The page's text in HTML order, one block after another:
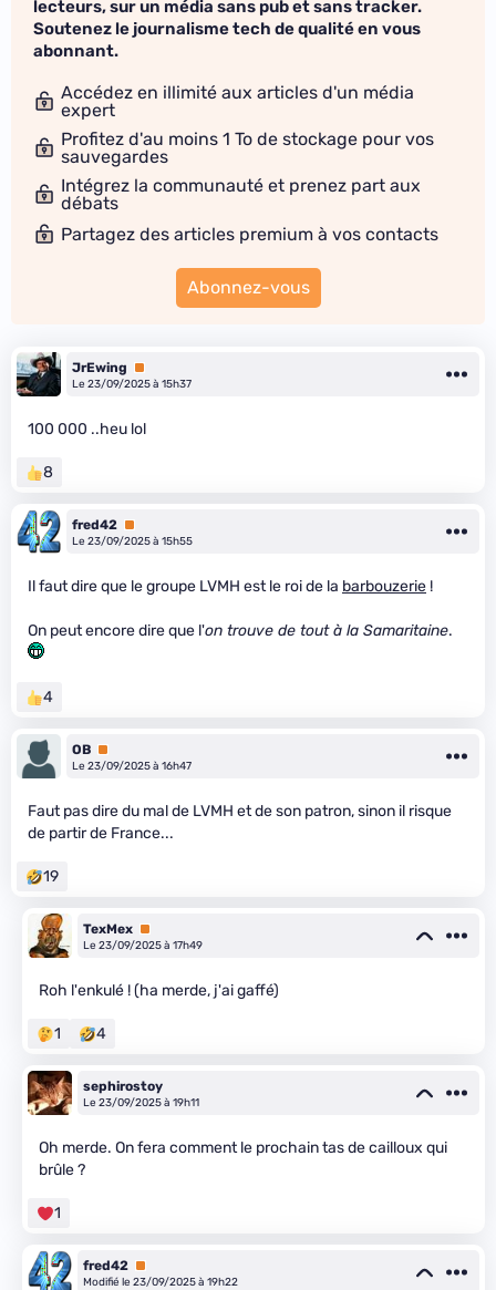
lecteurs, sur un média sans pub et sans tracker.
Soutenez le journalisme tech de qualité en vous
abonnant.
Accédez en illimité aux articles d'un média
expert
Profitez d'au moins 1 To de stockage pour vos
sauvegardes
Intégrez la communauté et prenez part aux
débats
Partagez des articles premium à vos contacts
Abonnez-vous
JrEwing
Premium
Le 23/09/2025 à 15h37
100 000 ..heu lol
8
fred42 Premium
Le 23/09/2025 à 15h55
Il faut dire que le groupe LVMH est le roi de la barbouzerie !
On peut encore dire que l'on trouve de tout à la Samaritaine.
4
OB Premium
Le 23/09/2025 à 16h47
Faut pas dire du mal de LVMH et de son patron, sinon il risque
de partir de France...
19
TexMex Premium
Le 23/09/2025 à 17h49
Roh l'enkulé ! (ha merde, j'ai gaffé)
1 4
sephirostoy
Le 23/09/2025 à 19h11
Oh merde. On fera comment le prochain tas de cailloux qui
brûle ?
1
fred42 Premium
Modifié le 23/09/2025 à 19h22